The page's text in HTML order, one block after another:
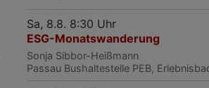
Sa, 8.8. 8:30 Uhr
ESG-Monatswanderung
Sonja Sibbor-Heißmann
Passau Bushaltestelle PEB,